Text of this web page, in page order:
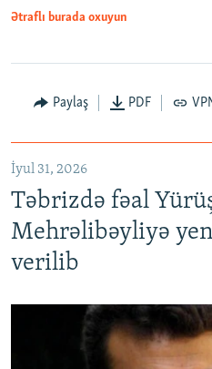
Ətraflı burada oxuyun
Paylaş PDF
İyul 31, 2026
Təbrizdə fəal
Mehrəlibəyliyə
verilib